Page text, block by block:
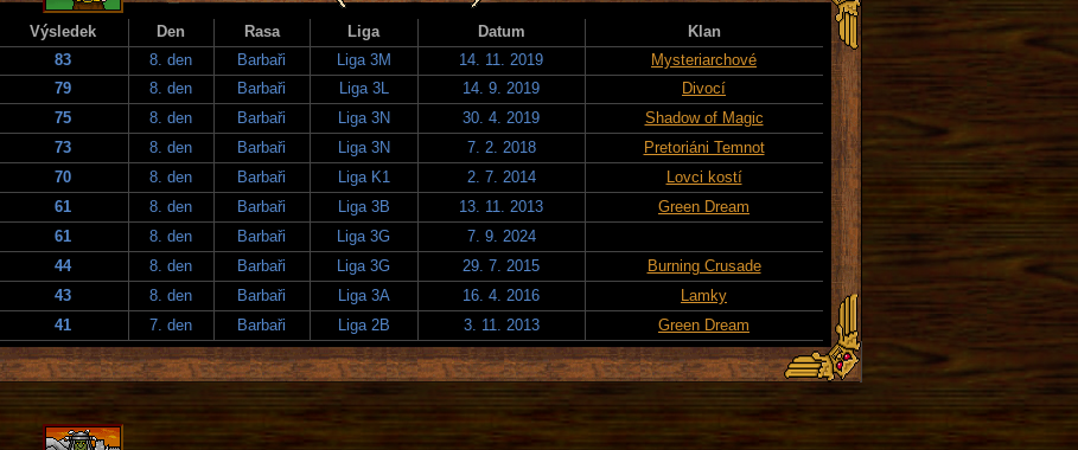
Výsledek Den Rasa Liga Datum
Klan
83 8. den Barbaři Liga 3M 14. 11. 2019
Mysteriarchové
79 8. den Barbaři Liga 3L 14. 9. 2019
Divocí
75 8. den Barbaři Liga 3N 30. 4. 2019
Shadow of Magic
73 8. den Barbaři Liga 3N 7. 2. 2018
Pretoriáni Temnot
70 8. den Barbaři Liga K1 2. 7. 2014
Lovci kostí
61 8. den Barbaři Liga 3B 13. 11. 2013
Green Dream
61 8. den Barbaři Liga 3G
7. 9. 2024
44 8. den Barbaři Liga 3G 29. 7. 2015
Burning Crusade
43 8. den Barbaři Liga 3A 16. 4. 2016
Lamky
41 7. den Barbaři Liga 2B 3. 11. 2013 Green Dream